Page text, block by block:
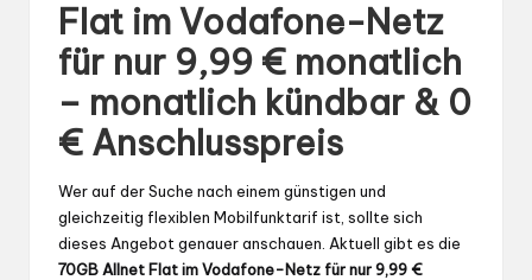
Flat im Vodafone-Netz
für nur 9,99 € monatlich
– monatlich kündbar & 0
€ Anschlusspreis
Wer auf der Suche nach einem günstigen und
gleichzeitig flexiblen Mobilfunktarif ist, sollte sich
dieses Angebot genauer anschauen. Aktuell gibt es die
70GB Allnet Flat im Vodafone-Netz für nur 9,99 €